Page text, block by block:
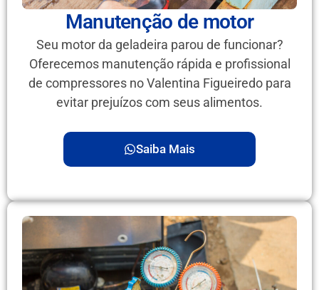
Manutenção de motor
Seu motor da geladeira parou de funcionar?
Oferecemos manutenção rápida e profissional
de compressores no Valentina Figueiredo para
evitar prejuízos com seus alimentos.
Saiba Mais